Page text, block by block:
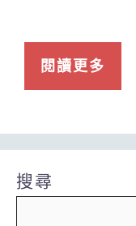
閱讀更多
搜尋